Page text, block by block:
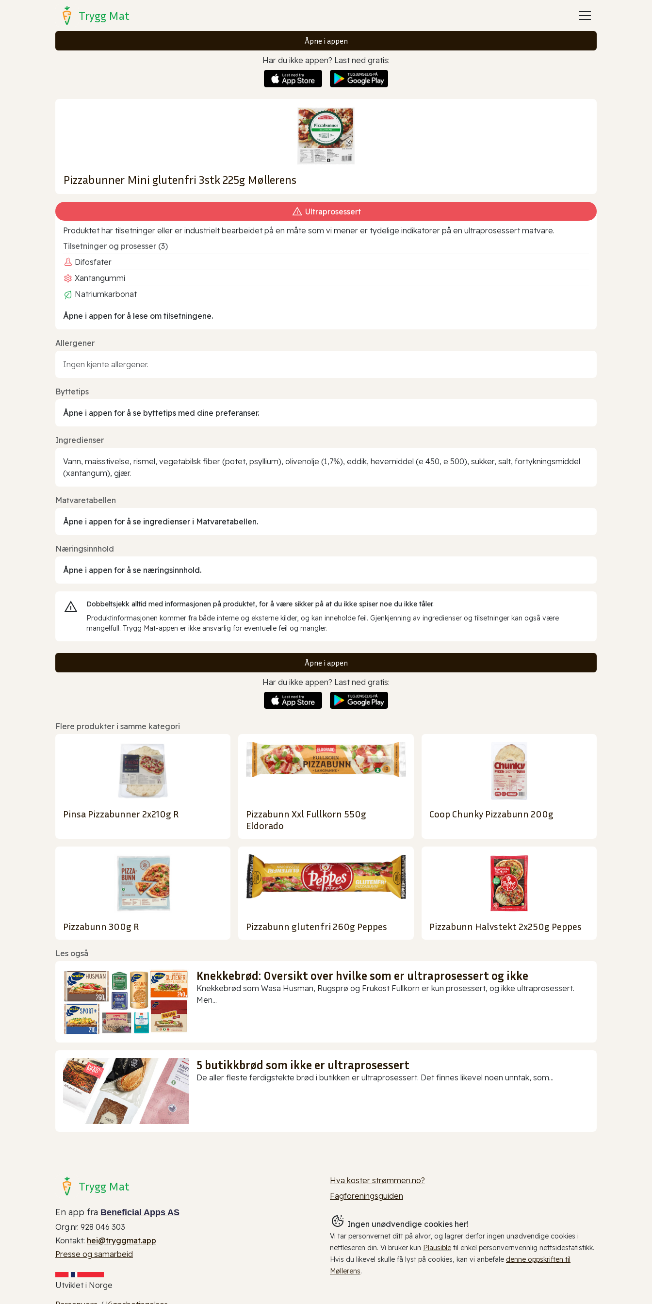
Trygg Mat
Åpne i appen
Har du ikke appen? Last ned gratis:
Pizzabunner Mini glutenfri 3stk 225g Møllerens
Ultraprosessert
Produktet har tilsetninger eller er industrielt bearbeidet på en måte som vi mener er tydelige indikatorer på en ultraprosessert matvare.
Tilsetninger og prosesser (3)
Difosfater
Xantangummi
Natriumkarbonat
Åpne i appen for å lese om tilsetningene.
Allergener
Ingen kjente allergener.
Byttetips
Åpne i appen for å se byttetips med dine preferanser.
Ingredienser
Vann, maisstivelse, rismel, vegetabilsk fiber (potet, psyllium), olivenolje (1,7%), eddik, hevemiddel (e 450, e 500), sukker, salt, fortykningsmiddel
(xantangum), gjær.
Matvaretabellen
Åpne i appen for å se ingredienser i Matvaretabellen.
Næringsinnhold
Åpne i appen for å se næringsinnhold.
Dobbeltsjekk alltid med informasjonen på produktet, for å være sikker på at du ikke spiser noe du ikke tåler.
Produktinformasjonen kommer fra både interne og eksterne kilder, og kan inneholde feil. Gjenkjenning av ingredienser og tilsetninger kan også være
mangelfull. Trygg Mat-appen er ikke ansvarlig for eventuelle feil og mangler.
Åpne i appen
Har du ikke appen? Last ned gratis:
Flere produkter i samme kategori
Pinsa Pizzabunner 2x210g R
Pizzabunn Xxl Fullkorn 550g
Eldorado
Coop Chunky Pizzabunn 200g
Pizzabunn 300g R Pizzabunn glutenfri 260g Peppes Pizzabunn Halvstekt 2x250g Peppes
Les også
Knekkebrød: Oversikt over hvilke som er ultraprosessert og ikke
Knekkebrød som Wasa Husman, Rugsprø og Frukost Fullkorn er kun prosessert, og ikke ultraprosessert.
Men...
5 butikkbrød som ikke er ultraprosessert
De aller fleste ferdigstekte brød i butikken er ultraprosessert. Det finnes likevel noen unntak, som...
Trygg Mat
En app fra Beneficial Apps AS
Org.nr. 928 046 303
Kontakt: hei@tryggmat.app
Presse og samarbeid
Utviklet i Norge
Hva koster strømmen.no?
Fagforeningsguiden
Ingen unødvendige cookies her!
Vi tar personvernet ditt på alvor, og lagrer derfor ingen unødvendige cookies i
nettleseren din. Vi bruker kun Plausible til enkel personvernvennlig nettsidestatistikk.
Hvis du likevel skulle få lyst på cookies, kan vi anbefale denne oppskriften til
Møllerens.